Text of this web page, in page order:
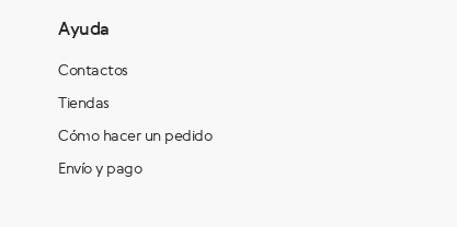
Ayuda
Contactos
Tiendas
Cómo hacer un pedido
Envío y pago